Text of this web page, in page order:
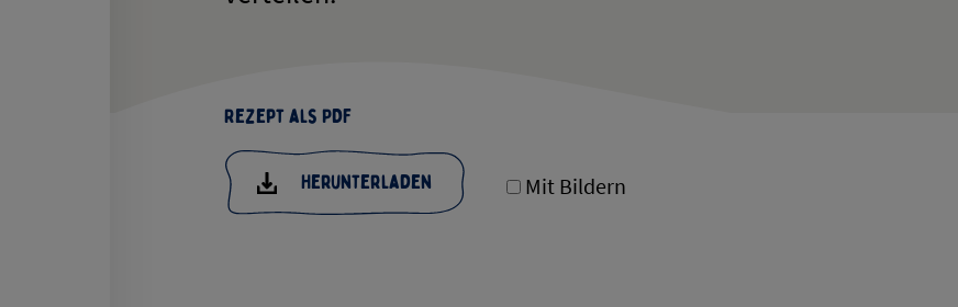
Rezept als PDF
Herunterladen Mit Bildern